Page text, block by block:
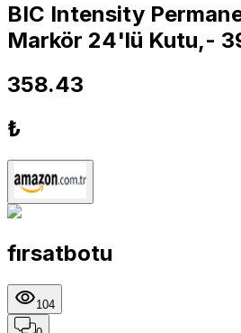
BIC Intensity
Markör 24'lü Kutu,-
358.43
₺
fırsatbotu
104